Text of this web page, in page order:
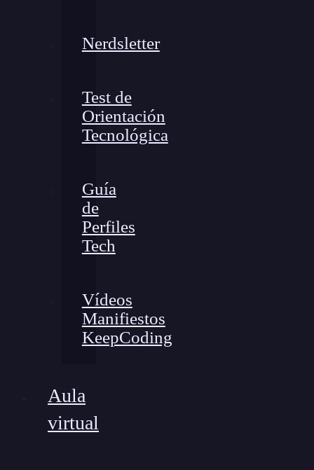
Nerdsletter
Test de
Orientación
Tecnológica
Guía
de
Perfiles
Tech
Vídeos
Manifiestos
KeepCoding
Aula
virtual